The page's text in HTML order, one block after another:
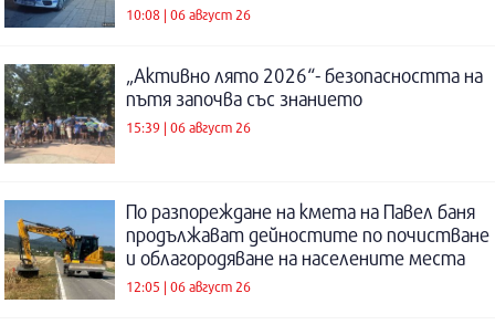
10:08 | 06 август 26
„Активно лято 2026“- безопасността на
пътя започва със знанието
15:39 | 06 август 26
По разпореждане на кмета на Павел баня
продължават дейностите по почистване
и облагородяване на населените места
12:05 | 06 август 26